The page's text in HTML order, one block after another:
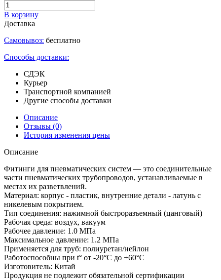
В корзину
Доставка
Самовывоз: бесплатно
Способы доставки:
СДЭК
Курьер
Транспортной компанией
Другие способы доставки
Описание
Отзывы (0)
История изменения цены
Описание
Фитинги для пневматических систем — это соединительные
части пневматических трубопроводов, устанавливаемые в
местах их разветвлений.
Материал: корпус - пластик, внутренние детали - латунь с
никелевым покрытием.
Тип соединения: нажимной быстроразъемный (цанговый)
Рабочая среда: воздух, вакуум
Рабочее давление: 1.0 МПа
Максимальное давление: 1.2 МПа
Применяется для труб: полиуретан/нейлон
Работоспособны при t° от -20°С до +60°С
Изготовитель: Китай
Продукция не подлежит обязательной сертификации